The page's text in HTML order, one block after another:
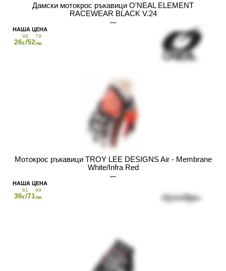
Дамски мотокрос ръкавици O'NEAL ELEMENT
RACEWEAR BLACK V.24
26
99
€/52
79
лв.
Мотокрос ръкавици TROY LEE DESIGNS Air - Membrane
White/Infra Red
36
81
€/71
99
лв.